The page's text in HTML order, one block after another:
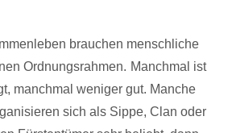
brauchen menschliche
Ordnungsrahmen. Manchmal ist
manchmal weniger gut. Manche
sich als Sippe, Clan oder